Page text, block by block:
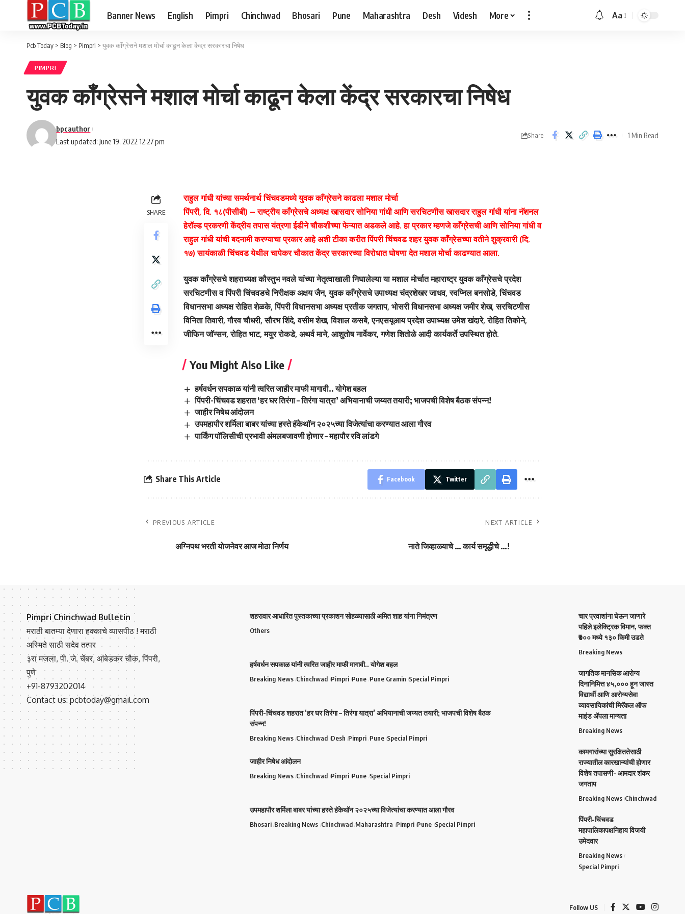
Banner News English Pimpri Chinchwad Bhosari Pune Maharashtra Desh Videsh More
Font
Aa
Pcb Today > Blog > Pimpri > युवक काँग्रेसने मशाल मोर्चा काढून केला केंद्र सरकारचा निषेध
PIMPRI
युवक काँग्रेसने मशाल मोर्चा काढून केला केंद्र सरकारचा निषेध
Last updated: June 19, 2022 12:27 pm
bpcauthor
Share 1 Min Read
SHARE
राहुल गांधी यांच्या समर्थनार्थ चिंचवडमध्ये युवक काँग्रेसने काढला मशाल मोर्चा
पिंपरी, दि. १८(पीसीबी) – राष्ट्रीय काँग्रेसचे अध्यक्ष खासदार सोनिया गांधी आणि सरचिटणीस खासदार राहुल गांधी यांना नॅशनल
हेरॉल्ड प्रकरणी केंद्रीय तपास यंत्रणा ईडीने चौकशीच्या फेऱ्यात अडकले आहे. हा प्रकार म्हणजे काँग्रेसची आणि सोनिया गांधी व
राहुल गांधी यांची बदनामी करण्याचा प्रकार आहे अशी टीका करीत पिंपरी चिंचवड शहर युवक काँग्रेसच्या वतीने शुक्रवारी (दि.
१७) सायंकाळी चिंचवड येथील चापेकर चौकात केंद्र सरकारच्या विरोधात घोषणा देत मशाल मोर्चा काढण्यात आला.
युवक काँग्रेसचे शहराध्यक्ष कौस्तुभ नवले यांच्या नेतृत्वाखाली निघालेल्या या मशाल मोर्चात महाराष्ट्र युवक काँग्रेसचे प्रदेश
सरचिटणीस व पिंपरी चिंचवडचे निरीक्षक अक्षय जैन, युवक काँग्रेसचे उपाध्यक्ष चंद्रशेखर जाधव, स्वप्निल बनसोडे, चिंचवड
विधानसभा अध्यक्ष रोहित शेळके, पिंपरी विधानसभा अध्यक्ष प्रतीक जगताप, भोसरी विधानसभा अध्यक्ष जमीर शेख, सरचिटणीस
विनिता तिवारी, गौरव चौधरी, सौरभ शिंदे, वसीम शेख, विशाल कसबे, एनएसयूआय प्रदेश उपाध्यक्ष उमेश खंदारे, रोहित तिकोने,
जीफिन जॉन्सन, रोहित भाट, मयुर रोकडे, अथर्व माने, आशुतोष नार्वेकर, गणेश शितोळे आदी कार्यकर्ते उपस्थित होते.
You Might Also Like
हर्षवर्धन सपकाळ यांनी त्वरित जाहीर माफी मागावी.. योगेश बहल
पिंपरी-चिंचवड शहरात ‘हर घर तिरंगा – तिरंगा यात्रा’ अभियानाची जय्यत तयारी; भाजपची विशेष बैठक संपन्न!
जाहीर निषेध आंदोलन
उपमहापौर शर्मिला बाबर यांच्या हस्ते हॅकेथॉन २०२५च्या विजेत्यांचा करण्यात आला गौरव
पार्किंग पॉलिसीची प्रभावी अंमलबजावणी होणार – महापौर रवि लांडगे
Share This Article Facebook Twitter
PREVIOUS ARTICLE
अग्निपथ भरती योजनेवर आज मोठा निर्णय
NEXT ARTICLE
नाते जिव्हाळ्याचे … कार्य समृद्धीचे …!
Pimpri Chinchwad Bulletin
मराठी बातम्या देणारा हक्काचे व्यासपीठ ! मराठी
अस्मिते साठी सदेव तत्पर
३रा मजला, पी. जे. चेंबर, आंबेडकर चौक, पिंपरी,
पुणे
+91-8793202014
Contact us: pcbtoday@gmail.com
शहरावार आधारित पुस्तकाच्या प्रकाशन सोहळ्यासाठी अमित शाह यांना निमंत्रण
Others
हर्षवर्धन सपकाळ यांनी त्वरित जाहीर माफी मागावी.. योगेश बहल
Breaking News Chinchwad Pimpri Pune Pune Gramin Special Pimpri
पिंपरी-चिंचवड शहरात ‘हर घर तिरंगा – तिरंगा यात्रा’ अभियानाची जय्यत तयारी; भाजपची विशेष बैठक
संपन्न!
Breaking News Chinchwad Desh Pimpri Pune Special Pimpri
जाहीर निषेध आंदोलन
Breaking News Chinchwad Pimpri Pune Special Pimpri
उपमहापौर शर्मिला बाबर यांच्या हस्ते हॅकेथॉन २०२५च्या विजेत्यांचा करण्यात आला गौरव
Bhosari Breaking News Chinchwad Maharashtra Pimpri Pune Special Pimpri
चार प्रवाशांना घेऊन जाणारे
पहिले इलेक्ट्रिक विमान, फक्त
₹७०० मध्ये १३० किमी उडते
Breaking News
जागतिक मानसिक आरोग्य
दिनानिमित्त ४५,००० हून जास्त
विद्यार्थी आणि आरोग्यसेवा
व्यावसायिकांची मिरॅकल ऑफ
माइंड ॲपला मान्यता
Breaking News
कामगारांच्या सुरक्षिततेसाठी
राज्यातील कारखान्यांची होणार
विशेष तपासणी- आमदार शंकर
जगताप
Breaking News Chinchwad
पिंपरी-चिंचवड
महापालिकापक्षनिहाय विजयी
उमेदवार
Breaking News
Special Pimpri
Follow US